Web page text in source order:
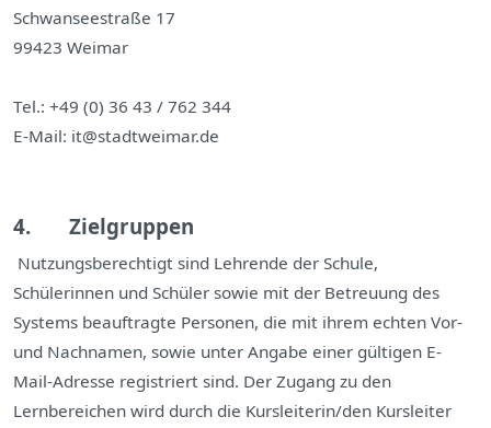
Schwanseestraße 17
99423 Weimar
Tel.: +49 (0) 36 43 / 762 344
E-Mail: it@stadtweimar.de
4. Zielgruppen
Nutzungsberechtigt sind Lehrende der Schule,
Schülerinnen und Schüler sowie mit der Betreuung des
Systems beauftragte Personen, die mit ihrem echten Vor-
und Nachnamen, sowie unter Angabe einer gültigen E-
Mail-Adresse registriert sind. Der Zugang zu den
Lernbereichen wird durch die Kursleiterin/den Kursleiter